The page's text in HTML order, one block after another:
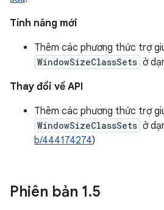
Tính năng mới
Thêm các phương thức trợ
WindowSizeClassSets ở
Thay đổi về API
Thêm các phương thức trợ
WindowSizeClassSets ở
b/444174274)
Phiên bản 1.5